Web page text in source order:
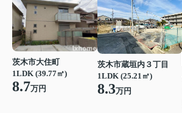
茨木市大住町
1LDK (39.77㎡)
8.7万円
茨木市蔵垣内３丁目
1LDK (25.21㎡)
8.3万円